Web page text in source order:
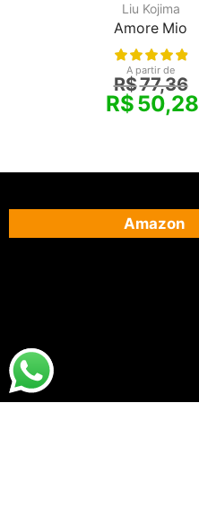
Liu Kojima
Amore Mio
A partir de
R$77,36
R$50,28
Amazon